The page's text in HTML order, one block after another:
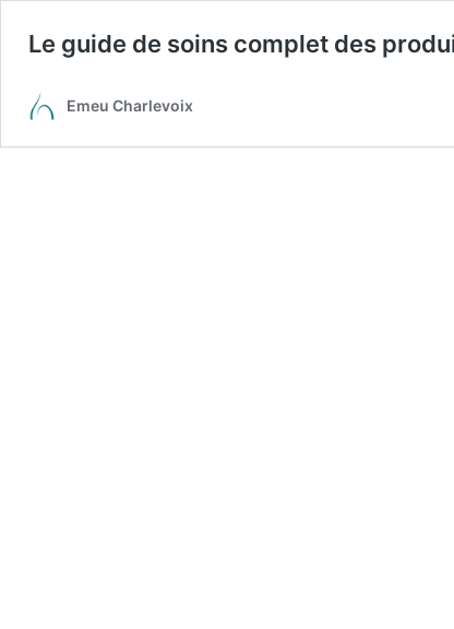
Le guide de soins complet des
Emeu Charlevoix